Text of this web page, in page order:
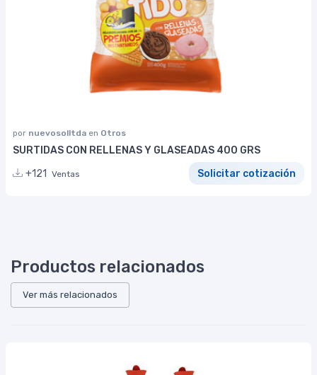
por nuevosolltda en Otros
SURTIDAS CON RELLENAS Y GLASEADAS 400 GRS
+121
Ventas Solicitar cotización
Productos relacionados
Ver más relacionados